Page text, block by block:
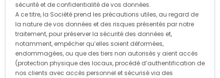
sécurité et de confidentialité de vos données.
A ce titre, la Société prend les précautions utiles, au regard de
la nature de vos données et des risques présentés par notre
traitement, pour préserver la sécurité des données et,
notamment, empêcher qu’elles soient déformées,
endommagées, ou que des tiers non autorisés y aient accès
(protection physique des locaux, procédé d’authentification de
nos clients avec accès personnel et sécurisé via des